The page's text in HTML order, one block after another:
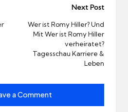
Next Post
Wer ist Romy Hiller? Und
Mit Wer ist Romy Hiller
verheiratet?
Tagesschau Karriere &
Leben
a Comment